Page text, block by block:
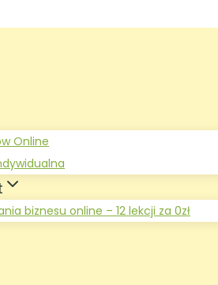
Online
biznesu online – 12 lekcji za 0zł